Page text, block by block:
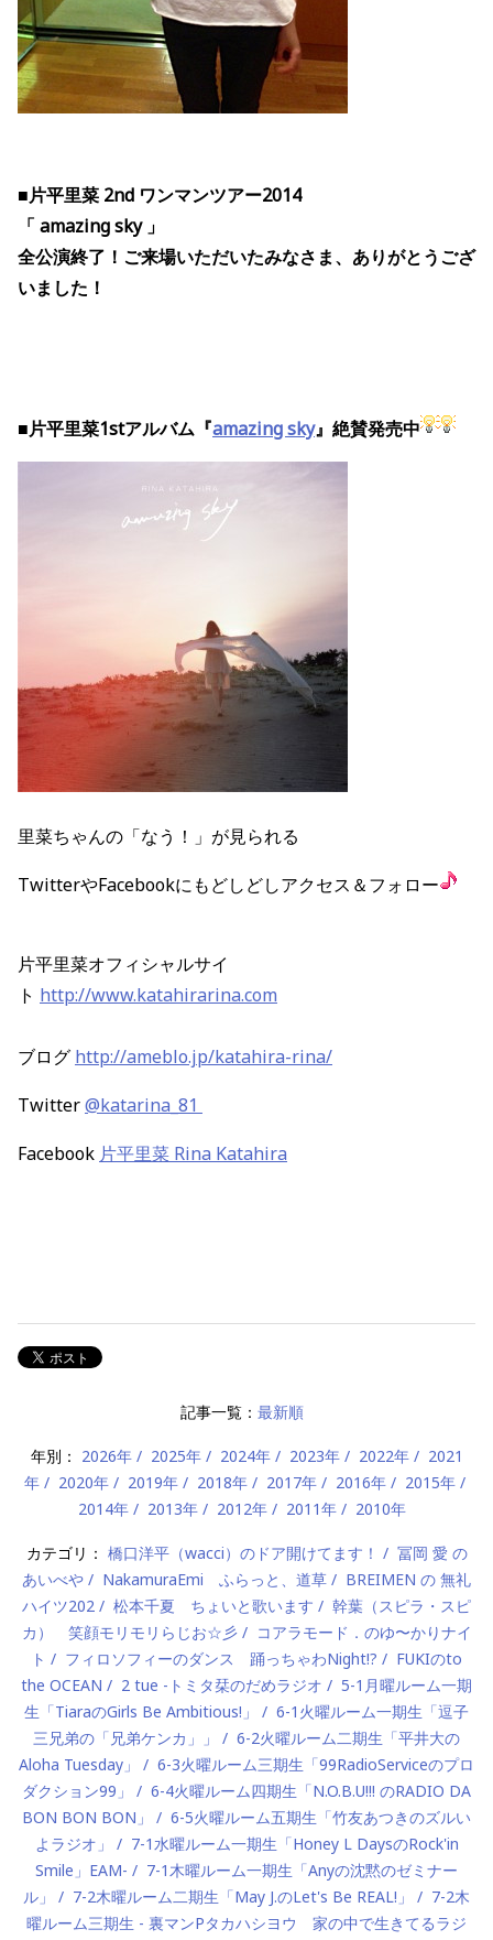
■片平里菜 2nd ワンマンツアー2014
「 amazing sky 」
全公演終了！ご来場いただいたみなさま、ありがとうござ
いました！
■片平里菜1stアルバム『amazing sky』絶賛発売中
里菜ちゃんの「なう！」が見られる
TwitterやFacebookにもどしどしアクセス＆フォロー
片平里菜オフィシャルサイ
ト http://www.katahirarina.com
ブログ http://ameblo.jp/katahira-rina/
Twitter@katarina_81
Facebook 片平里菜 Rina Katahira
記事一覧： 最新順
年別： 2026年 2025年 2024年 2023年 2022年
2021
年
2020年 2019年 2018年 2017年 2016年
2015年
2014年
2013年 2012年 2011年 2010年
カテゴリ： 橋口洋平（wacci）のドア開けてます！
冨岡 愛 の
あいべや
NakamuraEmi ふらっと、道草
BREIMEN の 無礼
ハイツ202
松本千夏 ちょいと歌います
幹葉（スピラ・スピ
カ） 笑顔モリモリらじお☆彡
コアラモード．のゆ〜かりナイ
ト
フィロソフィーのダンス 踊っちゃわNight!?
FUKIのto
the OCEAN
2 tue -トミタ栞のだめラジオ
5-1月曜ルーム一期
生「TiaraのGirls Be Ambitious!」
6-1火曜ルーム一期生「逗子
三兄弟の「兄弟ケンカ」」
6-2火曜ルーム二期生「平井大の
Aloha Tuesday」
6-3火曜ルーム三期生「99RadioServiceのプロ
ダクション99」
6-4火曜ルーム四期生「N.O.B.U!!! のRADIO DA
BON BON BON」
6-5火曜ルーム五期生「竹友あつきのズルい
よラジオ」
7-1水曜ルーム一期生「Honey L DaysのRock'in
Smile」EAM-
7-1木曜ルーム一期生「Anyの沈黙のゼミナー
ル」
7-2木曜ルーム二期生「May J.のLet's Be REAL!」
7-2木
曜ルーム三期生 - 裏マンPタカハシヨウ 家の中で生きてるラジ